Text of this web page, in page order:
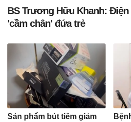
BS Trương Hữu Khanh:
'cầm chân' đứa trẻ
Sản phẩm bút tiêm giảm